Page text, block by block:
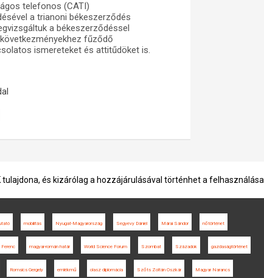
telefonos (CATI)
a trianoni békeszerződés
a békeszerződéssel
fűződő
ismereteket és attitűdöket is.
és kizárólag a hozzájárulásával történhet a felhasználása.
mobilitás Nyugat-Magyarország Segyevy Dániel Márai Sándor nőtörténet
Ferenc magyar-román határ World Science Forum Szombat Századok gazdaságtörténet
Romsics Gergely emlékmű olasz diplomácia Szőts Zoltán Oszkár Magyar Narancs